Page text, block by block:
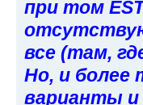
при том
все (там,
Но, и более
варианты и